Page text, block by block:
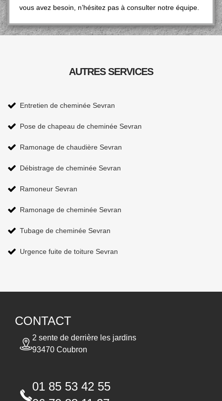
vous avez besoin, n’hésitez pas à consulter notre équipe.
AUTRES SERVICES
Entretien de cheminée Sevran
Pose de chapeau de cheminée Sevran
Ramonage de chaudière Sevran
Débistrage de cheminée Sevran
Ramoneur Sevran
Ramonage de cheminée Sevran
Tubage de cheminée Sevran
Urgence fuite de toiture Sevran
CONTACT
2 sente de derrière les jardins
93470 Coubron
01 85 53 42 55